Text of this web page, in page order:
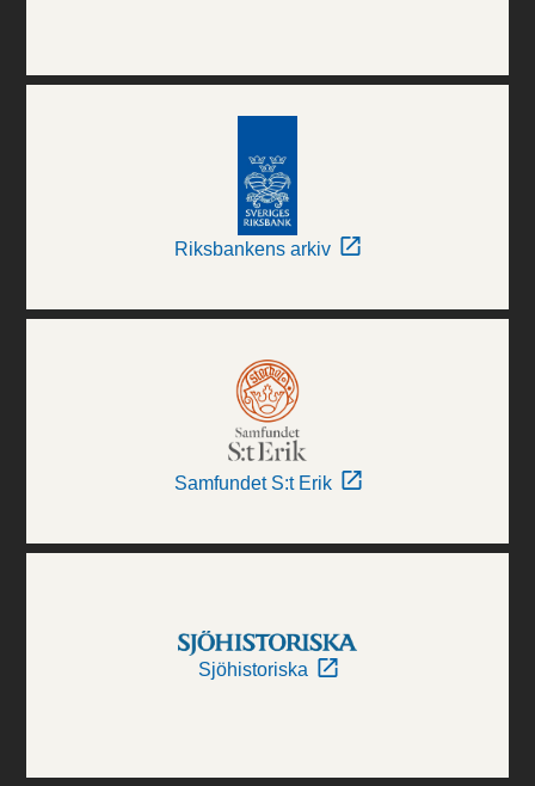
Riksbankens arkiv
Samfundet S:t Erik
Sjöhistoriska